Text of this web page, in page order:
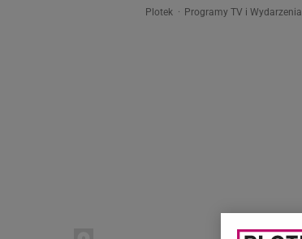
Plotek Programy TV i Wydarzenia